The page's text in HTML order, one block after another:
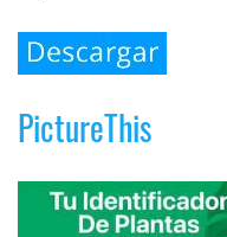
PictureThis